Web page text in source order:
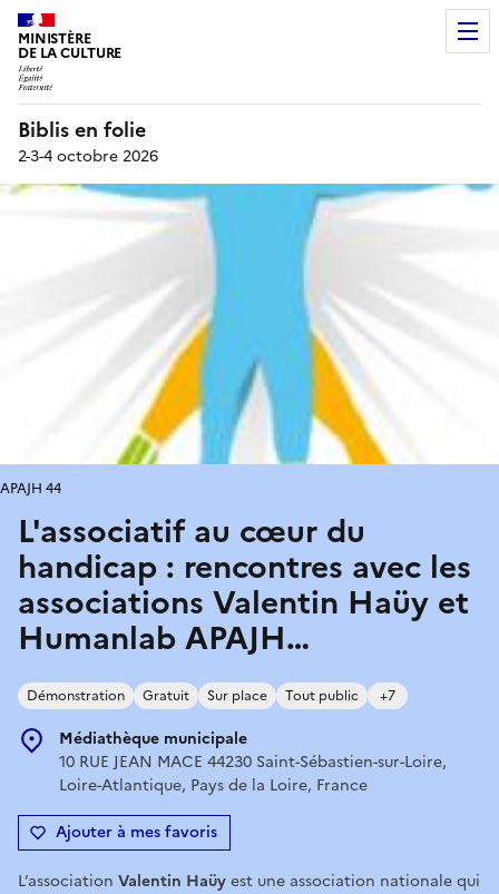
MINISTÈRE
DE LA CULTURE
Biblis en folie
2-3-4 octobre 2026
L'associatif au cœur du
handicap : rencontres avec les
associations Valentin Haüy et
Humanlab APAJH…
Démonstration Gratuit Sur place Tout public +7
Médiathèque municipale
10 RUE JEAN MACE 44230 Saint-Sébastien-sur-Loire,
Loire-Atlantique, Pays de la Loire, France
Ajouter à mes favoris
APAJH 44
L’association Valentin Haüyest une association nationale qui